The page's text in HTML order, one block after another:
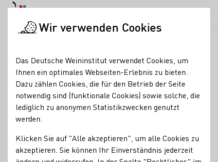
Burgführung mit
Weinverkostung
Registrierung erforderlich
Wir verwenden Cookies
Das Deutsche Weininstitut verwendet Cookies, um
Ihnen ein optimales Webseiten-Erlebnis zu bieten.
Dazu zählen Cookies, die für den Betrieb der Seite
notwendig sind (funktionale Cookies) sowie solche, die
lediglich zu anonymen Statistikzwecken genutzt
werden.
Klicken Sie auf "Alle akzeptieren", um alle Cookies zu
akzeptieren. Sie können Ihr Einverständnis jederzeit